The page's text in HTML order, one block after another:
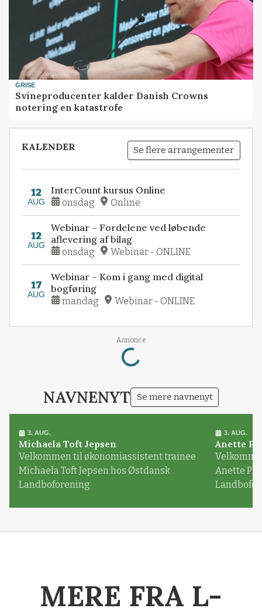
GRISE
Svineproducenter kalder Danish Crowns
notering en katastrofe
KALENDER Se flere arrangementer
12
AUG
InterCount kursus Online
onsdag Online
12
AUG
Webinar – Fordelene ved løbende
aflevering af bilag
onsdag Webinar - ONLINE
17
AUG
Webinar – Kom i gang med digital
bogføring
mandag Webinar - ONLINE
Annonce
Loading...
NAVNENYT Se mere navnenyt
3. AUG.
Michaela Toft Jepsen
Velkommen til økonomiassistent trainee
Michaela Toft Jepsen hos Østdansk
Landboforening
3. AUG.
Anette
Anette
MERE FRA L-